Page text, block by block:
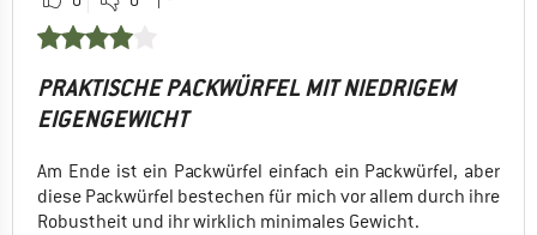
PRAKTISCHE PACKWÜRFEL MIT NIEDRIGEM
EIGENGEWICHT
Am Ende ist ein Packwürfel einfach ein Packwürfel, aber
diese Packwürfel bestechen für mich vor allem durch ihre
Robustheit und ihr wirklich minimales Gewicht.